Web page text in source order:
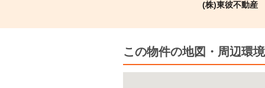
(株)東彼不動産
この物件の地図・周辺環境